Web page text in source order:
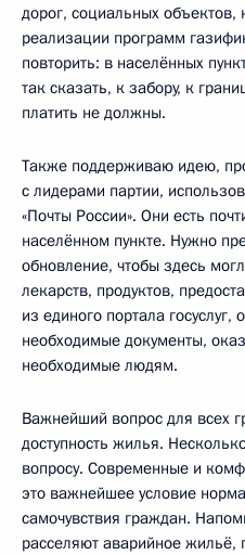
дорог, социальных
реализации программ
повторить: в населённых
так сказать, к забору, к
платить не должны.
Также поддерживаю идею,
с лидерами партии,
«Почты России». Они есть
населённом пункте. Нужно
обновление, чтобы здесь
лекарств, продуктов,
из единого портала
необходимые документы,
необходимые людям.
Важнейший вопрос для всех
доступность жилья.
вопросу. Современные и
это важнейшее условие
самочувствия граждан.
расселяют аварийное жильё,